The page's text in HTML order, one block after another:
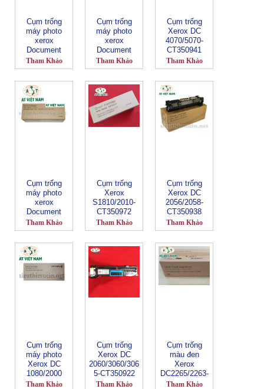
Cụm trống
máy photo
xerox
Document
Centre
450I/550I/4000
Tham Khảo
Cụm trống
máy photo
xerox
Document
Centre
236/286/336
Tham Khảo
Cụm trống
Xerox DC
4070/5070-
CT350941
Tham Khảo
Cụm trống
máy photo
xerox
Document
Centre
156/186
Tham Khảo
Cụm trống
Xerox
S1810/2010-
CT350972
Tham Khảo
Cụm trống
Xerox DC
2056/2058-
CT350938
Tham Khảo
Cụm trống
máy photo
Xerox DC
1080/2000
Tham Khảo
Cụm trống
Xerox DC
2060/3060/306
5-CT350922
Tham Khảo
Cụm trống
màu đen
Xerox
DC2265/2263-
CT350947
Tham Khảo